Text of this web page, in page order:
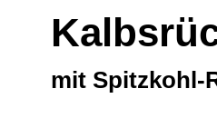
mit Spitzkohl-